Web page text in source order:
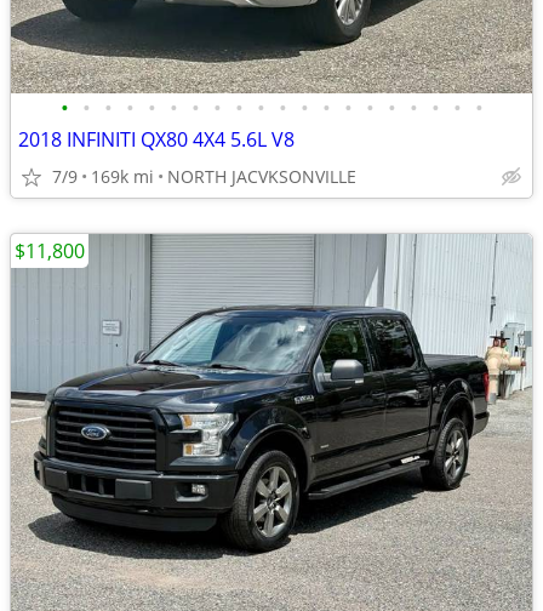
• • • • • • • • • • • • • • • • • • • •
2018 INFINITI QX80 4X4 5.6L V8
7/9 169k mi NORTH JACVKSONVILLE
$11,800